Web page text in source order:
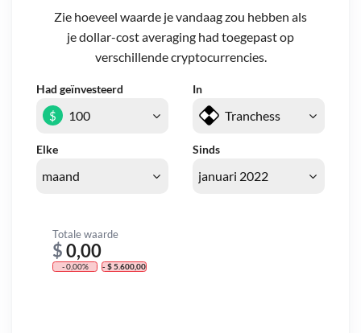
Zie hoeveel waarde je vandaag zou hebben als
je dollar-cost averaging had toegepast op
verschillende cryptocurrencies.
Had geïnvesteerd In
Elke Sinds
$
Totale waarde
$0,00
- 0,00% - $ 5.600,00